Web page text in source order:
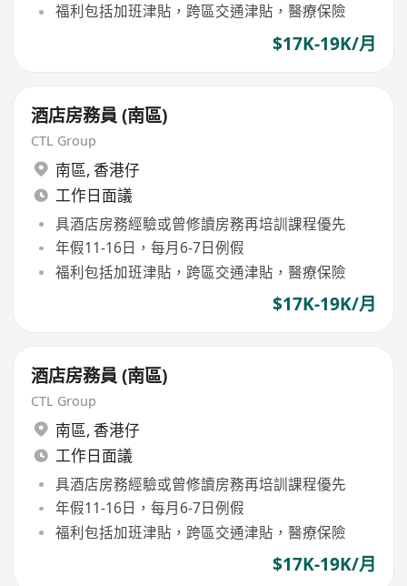
福利包括加班津貼，跨區交通津貼，醫療保險
$17K-19K/月
酒店房務員 (南區)
CTL Group
南區, 香港仔
工作日面議
具酒店房務經驗或曾修讀房務再培訓課程優先
年假11-16日，每月6-7日例假
福利包括加班津貼，跨區交通津貼，醫療保險
$17K-19K/月
酒店房務員 (南區)
CTL Group
南區, 香港仔
工作日面議
具酒店房務經驗或曾修讀房務再培訓課程優先
年假11-16日，每月6-7日例假
福利包括加班津貼，跨區交通津貼，醫療保險
$17K-19K/月